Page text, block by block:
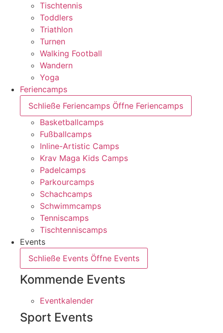
Tischtennis
Toddlers
Triathlon
Turnen
Walking Football
Wandern
Yoga
Feriencamps
Schließe Feriencamps Öffne Feriencamps
Basketballcamps
Fußballcamps
Inline-Artistic Camps
Krav Maga Kids Camps
Padelcamps
Parkourcamps
Schachcamps
Schwimmcamps
Tenniscamps
Tischtenniscamps
Events
Schließe Events Öffne Events
Kommende Events
Eventkalender
Sport Events